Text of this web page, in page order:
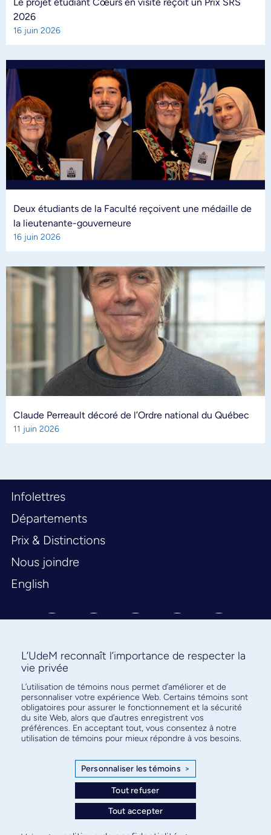
Le projet étudiant Cœurs en visite reçoit un Prix SRS
2026
16 juin 2026
Deux étudiants de la Faculté reçoivent une médaille de
la lieutenante-gouverneure
16 juin 2026
Claude Perreault décoré de l’Ordre national du Québec
11 juin 2026
Infolettres
Départements
Prix & Distinctions
Nous joindre
English
Abonnez-vous à notre infolettre
pour connaître l’actualité facultaire
L’UdeM reconnaît l’importance de respecter la
vie privée
L’utilisation de témoins nous permet d’améliorer et de
personnaliser votre expérience Web. Certains témoins sont
obligatoires pour assurer le fonctionnement et la sécurité
du site Web, alors que d’autres enregistrent vos
préférences. En acceptant tout, vous consentez à notre
utilisation de témoins pour mieux répondre à vos besoins.
Personnaliser les témoins >
Tout refuser
Tout accepter